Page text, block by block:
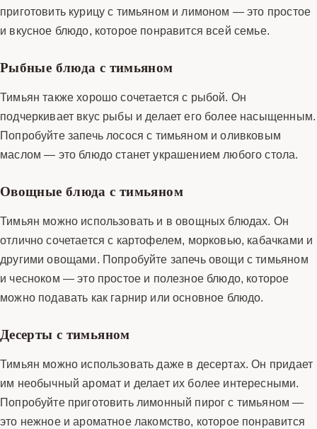
приготовить курицу с тимьяном и лимоном — это простое
и вкусное блюдо, которое понравится всей семье.
Рыбные блюда с тимьяном
Тимьян также хорошо сочетается с рыбой. Он
подчеркивает вкус рыбы и делает его более насыщенным.
Попробуйте запечь лосося с тимьяном и оливковым
маслом — это блюдо станет украшением любого стола.
Овощные блюда с тимьяном
Тимьян можно использовать и в овощных блюдах. Он
отлично сочетается с картофелем, морковью, кабачками и
другими овощами. Попробуйте запечь овощи с тимьяном
и чесноком — это простое и полезное блюдо, которое
можно подавать как гарнир или основное блюдо.
Десерты с тимьяном
Тимьян можно использовать даже в десертах. Он придает
им необычный аромат и делает их более интересными.
Попробуйте приготовить лимонный пирог с тимьяном —
это нежное и ароматное лакомство, которое понравится